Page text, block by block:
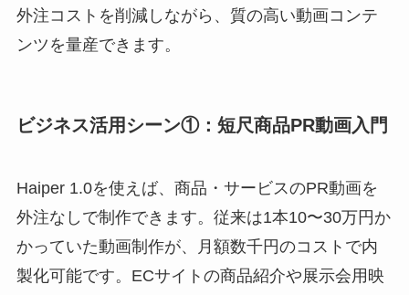
外注コストを削減しながら、質の高い動画コンテ
ンツを量産できます。
ビジネス活用シーン①：短尺商品PR動画入門
Haiper 1.0を使えば、商品・サービスのPR動画を
外注なしで制作できます。従来は1本10〜30万円か
かっていた動画制作が、月額数千円のコストで内
製化可能です。ECサイトの商品紹介や展示会用映